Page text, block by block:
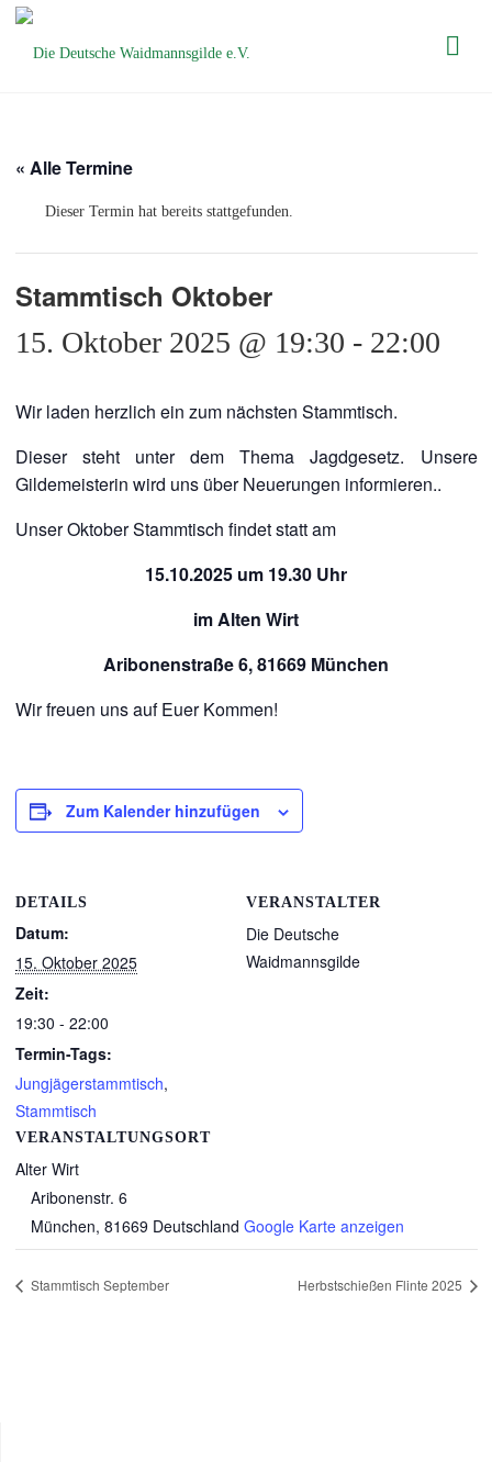
« Alle Termine
Dieser Termin hat bereits stattgefunden.
Stammtisch Oktober
15. Oktober 2025 @ 19:30 - 22:00
Wir laden herzlich ein zum nächsten Stammtisch.
Dieser steht unter dem Thema Jagdgesetz. Unsere
Gildemeisterin wird uns über Neuerungen informieren..
Unser Oktober Stammtisch findet statt am
15.10.2025 um 19.30 Uhr
im Alten Wirt
Aribonenstraße 6, 81669 München
Wir freuen uns auf Euer Kommen!
Zum Kalender hinzufügen
DETAILS
Datum:
15. Oktober 2025
Zeit:
19:30 - 22:00
Termin-Tags:
Jungjägerstammtisch,
Stammtisch
VERANSTALTUNGSORT
Alter Wirt
Aribonenstr. 6
München, 81669 Deutschland Google Karte anzeigen
VERANSTALTER
Die Deutsche
Waidmannsgilde
Stammtisch September Herbstschießen Flinte 2025